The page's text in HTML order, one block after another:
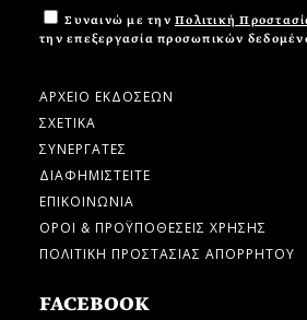
Συναινώ με την Πολιτική
την επεξεργασία προσωπικών
ΑΡΧΕΙΟ ΕΚΔΟΣΕΩΝ
ΣΧΕΤΙΚΑ
ΣΥΝΕΡΓΑΤΕΣ
ΔΙΑΦΗΜΙΣΤΕΙΤΕ
ΕΠΙΚΟΙΝΩΝΙΑ
ΟΡΟΙ & ΠΡΟΫΠΟΘΕΣΕΙΣ ΧΡΗΣΗΣ
ΠΟΛΙΤΙΚΗ ΠΡΟΣΤΑΣΙΑΣ ΑΠΟΡΡΗΤΟΥ
FACEBOOK